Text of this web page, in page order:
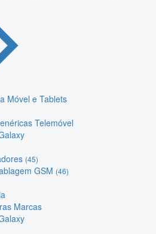
Móvel e Tablets
Telemóvel
(45)
GSM (46)
Marcas